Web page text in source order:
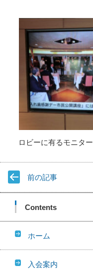
ロビーに有るモニター
前の記事
Contents
ホーム
入会案内